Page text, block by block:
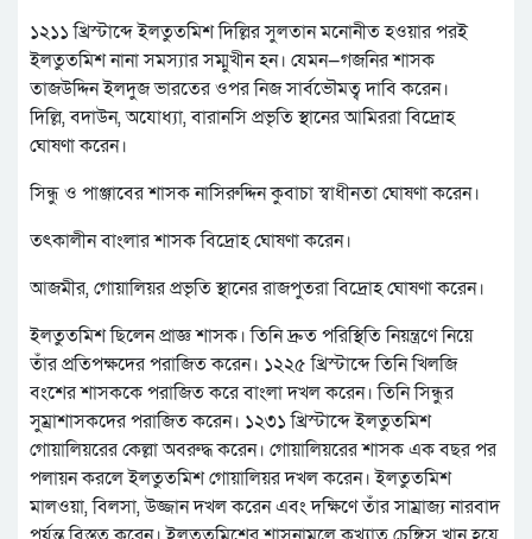
১২১১ খ্রিস্টাব্দে ইলতুতমিশ দিল্লির সুলতান মনোনীত হওয়ার পরই
ইলতুতমিশ নানা সমস্যার সম্মুখীন হন। যেমন—গজনির শাসক
তাজউদ্দিন ইলদুজ ভারতের ওপর নিজ সার্বভৌমত্ব দাবি করেন।
দিল্লি, বদাউন, অযোধ্যা, বারানসি প্রভৃতি স্থানের আমিররা বিদ্রোহ
ঘোষণা করেন।
সিন্ধু ও পাঞ্জাবের শাসক নাসিরুদ্দিন কুবাচা স্বাধীনতা ঘোষণা করেন।
তৎকালীন বাংলার শাসক বিদ্রোহ ঘোষণা করেন।
আজমীর, গোয়ালিয়র প্রভৃতি স্থানের রাজপুতরা বিদ্রোহ ঘোষণা করেন।
ইলতুতমিশ ছিলেন প্রাজ্ঞ শাসক। তিনি দ্রুত পরিস্থিতি নিয়ন্ত্রণে নিয়ে
তাঁর প্রতিপক্ষদের পরাজিত করেন। ১২২৫ খ্রিস্টাব্দে তিনি খিলজি
বংশের শাসককে পরাজিত করে বাংলা দখল করেন। তিনি সিন্ধুর
সুম্রাশাসকদের পরাজিত করেন। ১২৩১ খ্রিস্টাব্দে ইলতুতমিশ
গোয়ালিয়রের কেল্লা অবরুদ্ধ করেন। গোয়ালিয়রের শাসক এক বছর পর
পলায়ন করলে ইলতুতমিশ গোয়ালিয়র দখল করেন। ইলতুতমিশ
মালওয়া, বিলসা, উজ্জান দখল করেন এবং দক্ষিণে তাঁর সাম্রাজ্য নারবাদ